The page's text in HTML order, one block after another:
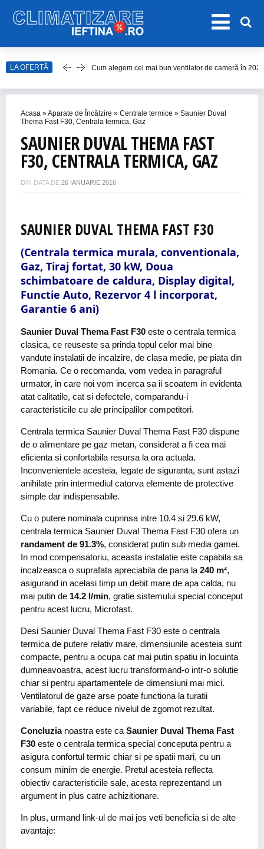
LA OFERTĂ Cum alegem cel mai bun ventilator de cameră în
Top 10 Aparate de Aer Condiționat Portabile fără
Acasa »Aparate de Încălzire » Centrale termice » Saunier Duval
Thema Fast F30, Centrala termica, Gaz
SAUNIER DUVAL THEMA FAST
F30, CENTRALA TERMICA, GAZ
DIN DATA DE 26 IANUARIE 2016
SAUNIER DUVAL THEMA FAST F30
(Centrala termica murala, conventionala,
Gaz, Tiraj fortat, 30 kW, Doua
schimbatoare de caldura, Display digital,
Functie Auto, Rezervor 4 l incorporat,
Garantie 6 ani)
Saunier Duval Thema Fast F30 este o centrala termica
clasica, ce reuseste sa prinda topul celor mai bine
vandute instalatii de incalzire, de clasa medie, pe piata din
Romania. Ce o recomanda, vom vedea in paragraful
urmator, in care noi vom incerca sa ii scoatem in evidenta
atat calitatile, cat si defectele, comparandu-i
caracteristicile cu ale principalilor competitori.
Centrala termica Saunier Duval Thema Fast F30 dispune
de o alimentare pe gaz metan, considerat a fi cea mai
eficienta si confortabila resursa la ora actuala.
Inconvenientele acesteia, legate de siguranta, sunt astazi
anihilate prin intermediul catorva elemente de protective
simple dar indispensabile.
Cu o putere nominala cuprinsa intre 10.4 si 29.6 kW,
centrala termica Saunier Duval Thema Fast F30 ofera un
randament de 91.3%, considerat putin sub media gamei.
In mod compensatoriu, aceasta instalatie este capabila sa
incalzeasca o suprafata apreciabila de pana la 240 m²,
asigurand in acelasi timp un debit mare de apa calda, nu
mai putin de 14.2 l/min, gratie sistemului special conceput
pentru acest lucru, Microfast.
Desi Saunier Duval Thema Fast F30 este o centrala
termica de putere relativ mare, dimensiunile acesteia sunt
compacte, pentru a ocupa cat mai putin spatiu in locuinta
dumneavoastra, acest lucru transformand-o intr-o solutie
chiar si pentru apartamentele de dimensiuni mai mici.
Ventilatorul de gaze arse poate functiona la turatii
variabile, fapt ce reduce nivelul de zgomot rezultat.
Concluzianoastra este ca Saunier Duval Thema Fast
F30 este o centrala termica special conceputa pentru a
asigura confortul termic chiar si pe spatii mari, cu un
consum minim de energie. Pretul acesteia reflecta
obiectiv caracteristicile sale, acesta reprezentand un
argument in plus catre achizitionare.
In plus, urmand link-ul de mai jos veti beneficia si de alte
avantaje: